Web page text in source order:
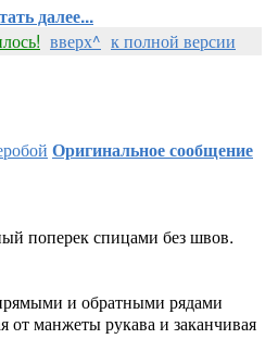
далее...
вверх^ к полной версии
Оригинальное сообщение
поперек спицами без швов.
и обратными рядами
от манжеты рукава и заканчивая